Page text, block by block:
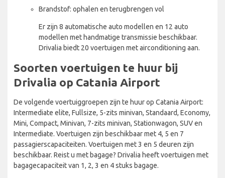
Brandstof: ophalen en terugbrengen vol
Er zijn 8 automatische auto modellen en 12 auto
modellen met handmatige transmissie beschikbaar.
Drivalia biedt 20 voertuigen met airconditioning aan.
Soorten voertuigen te huur bij
Drivalia op Catania Airport
De volgende voertuiggroepen zijn te huur op Catania Airport:
Intermediate elite, Fullsize, 5-zits minivan, Standaard, Economy,
Mini, Compact, Minivan, 7-zits minivan, Stationwagon, SUV en
Intermediate. Voertuigen zijn beschikbaar met 4, 5 en 7
passagierscapaciteiten. Voertuigen met 3 en 5 deuren zijn
beschikbaar. Reist u met bagage? Drivalia heeft voertuigen met
bagagecapaciteit van 1, 2, 3 en 4 stuks bagage.